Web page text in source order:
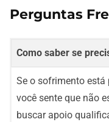
Perguntas
Como saber se
Se o sofrimento está
você sente que não
buscar apoio